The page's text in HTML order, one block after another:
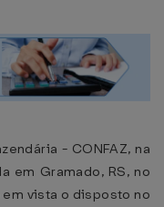
- CONFAZ, na
em Gramado, RS, no
vista o disposto no